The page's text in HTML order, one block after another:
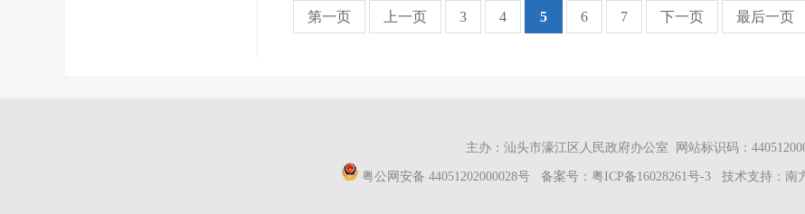
第一页 上一页 3 4 5 6 7 下一页 最后一页
主办：汕头市濠江区人民政府办公室 网站标识码：
粤公网安备 44051202000028号备案号： 粤ICP备16028261号-3技术支持：南